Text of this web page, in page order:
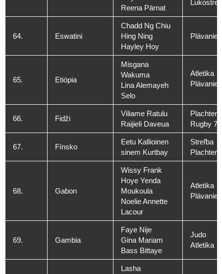
Reena Pärnat
64. Eswatini
Chadd Ng Chiu
Hing Ning
Hayley Hoy
Plávanie
65. Etiópia
Misgana
Wakuma
Lina Alemayeh
Selo
Atletika
Plávanie
66. Fidži
Viliame Ratulu
Raijieli Daveua
Rugby 7
67. Fínsko
Eetu Kallioinen
sinem Kurtbay
Streľba
68. Gabon
Wissy Frank
Hoye Yenda
Moukoula
Noelie Annette
Lacour
Atletika
Plávanie
69. Gambia
Faye Nije
Gina Mariam
Bass Bittaye
Judo
Atletika
Lasha